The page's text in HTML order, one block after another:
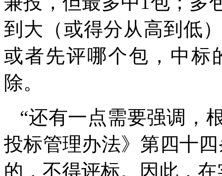
到大（或得分从高到低
或者先评哪个包，中标
除。
“还有一点需要强调，
投标管理办法》第四十
的，不得评标。因此，